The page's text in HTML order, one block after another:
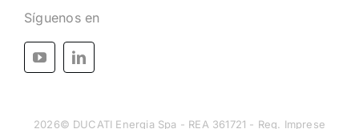
Síguenos en
2026© DUCATI Energia Spa - REA 361721 - Reg. Imprese